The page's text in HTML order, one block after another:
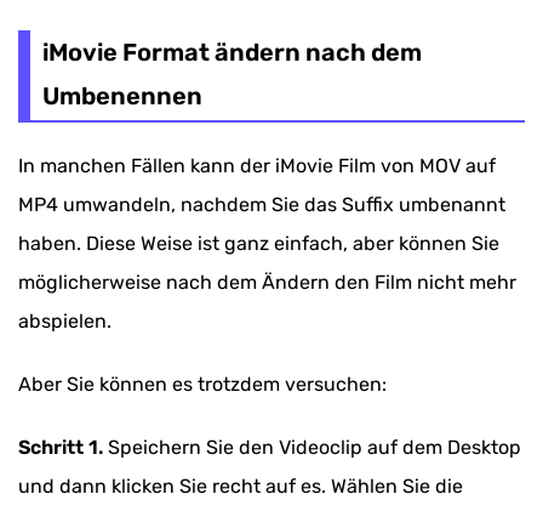
iMovie Format ändern nach dem
Umbenennen
In manchen Fällen kann der iMovie Film von MOV auf
MP4 umwandeln, nachdem Sie das Suffix umbenannt
haben. Diese Weise ist ganz einfach, aber können Sie
möglicherweise nach dem Ändern den Film nicht mehr
abspielen.
Aber Sie können es trotzdem versuchen:
Schritt 1. Speichern Sie den Videoclip auf dem Desktop
und dann klicken Sie recht auf es. Wählen Sie die